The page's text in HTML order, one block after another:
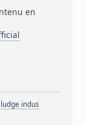
en
indus